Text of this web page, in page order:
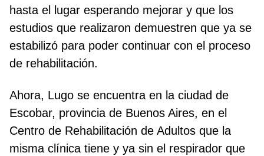
hasta el lugar esperando mejorar y que los
estudios que realizaron demuestren que ya se
estabilizó para poder continuar con el proceso
de rehabilitación.
Ahora, Lugo se encuentra en la ciudad de
Escobar, provincia de Buenos Aires, en el
Centro de Rehabilitación de Adultos que la
misma clínica tiene y ya sin el respirador que